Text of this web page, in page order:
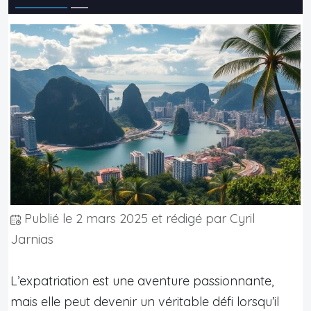
Publié le 2 mars 2025 et rédigé par Cyril
Jarnias
L’expatriation est une aventure passionnante,
mais elle peut devenir un véritable défi lorsqu’il